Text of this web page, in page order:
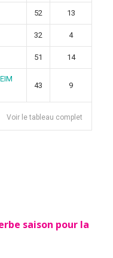
52 13
32 4
51 14
43 9
Voir le tableau complet
saison pour la